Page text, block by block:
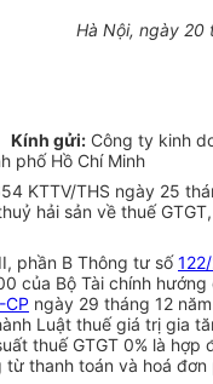
Hà Nội, ngày 20
Kính gửi:Công ty kinh
phố Hồ Chí Minh
KTTV/THS ngày 25
hải sản về thuế
phần B Thông tư số
của Bộ Tài chính
ngày 29 tháng 12
Luật thuế giá trị gia
thuế GTGT 0% là hợp
từ thanh toán và hoá